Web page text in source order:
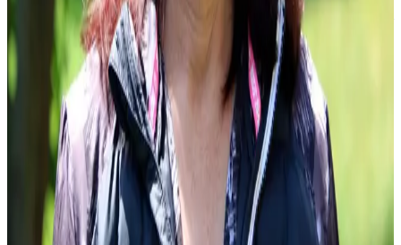
0163-6937070
kommunikationsbeauftragtetcbw@gmail.com
Technischer Sportwart
Jürgen Frankenstein-Frambach
Verantwortlich für die technische Ausstattung und Wartung der
Sportanlagen.
0173-9920701
technischer-sportwart@tc-blau-weiss-
kassel.de
Ansprechpartnerin Homepage
Marion Stondzik